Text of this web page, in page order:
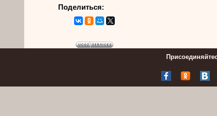
Поделиться: